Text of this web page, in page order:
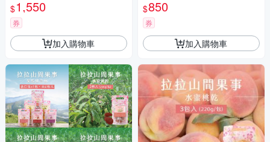
$1,550
券
加入購物車
$850
券
加入購物車